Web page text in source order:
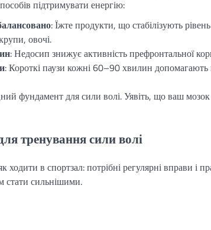
підтримувати енергію:
: Їжте продукти, що стабілізують
овочі.
: Недосип знижує активність префронтальної
: Короткі паузи кожні 60–90 хвилин допомагають
фундамент для сили волі. Уявіть, що ваш
тренування сили волі
в спортзал: потрібні регулярні вправи і
стати сильнішими.